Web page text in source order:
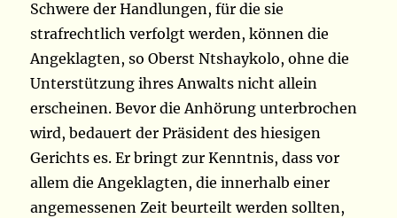
Schwere der Handlungen, für die sie
strafrechtlich verfolgt werden, können die
Angeklagten, so Oberst Ntshaykolo, ohne die
Unterstützung ihres Anwalts nicht allein
erscheinen. Bevor die Anhörung unterbrochen
wird, bedauert der Präsident des hiesigen
Gerichts es. Er bringt zur Kenntnis, dass vor
allem die Angeklagten, die innerhalb einer
angemessenen Zeit beurteilt werden sollten,